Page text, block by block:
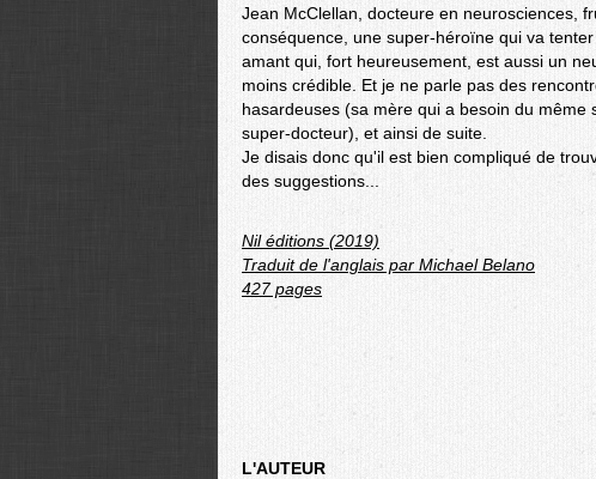
Jean McClellan, docteure en neurosciences,
conséquence, une super-héroïne qui va
amant qui, fort heureusement, est aussi un
moins crédible. Et je ne parle pas des
hasardeuses (sa mère qui a besoin du
super-docteur), et ainsi de suite.
Je disais donc qu'il est bien compliqué de
des suggestions...
Nil éditions (2019)
Traduit de l'anglais par Michael Belano
427 pages
L'AUTEUR